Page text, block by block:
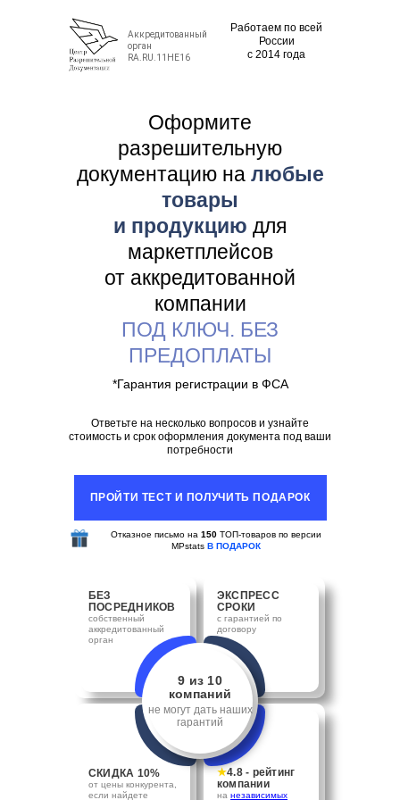
Аккредитованный
орган
RA.RU.11НЕ16
Работаем по всей
Роcсии
с 2014 года
Оформите
разрешительную
документацию налюбые
товары
и продукцию для
маркетплейсов
от аккредитованной
компании
ПОД КЛЮЧ. БЕЗ
ПРЕДОПЛАТЫ
*Гарантия регистрации в ФСА
Ответьте на несколько вопросов и узнайте
стоимость и срок оформления документа под ваши
потребности
ПРОЙТИ ТЕСТ И ПОЛУЧИТЬ ПОДАРОК
Отказное письмо на 150ТОП-товаров по версии
MPstats В ПОДАРОК
БЕЗ
ПОСРЕДНИКОВ
собственный
аккредитованный
орган
ЭКСПРЕСС
СРОКИ
с гарантией по
договору
9 из 10
компаний
не могут дать наших
гарантий
СКИДКА 10%
от цены конкурента,
если найдете
★4.8 - рейтинг
компании
на независимых